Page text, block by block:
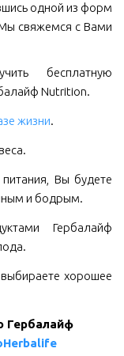
одной из форм
Мы свяжемся с Вами
бесплатную
Nutrition.
жизни.
Вы будете
и бодрым.
Гербалайф
хорошее
Гербалайф